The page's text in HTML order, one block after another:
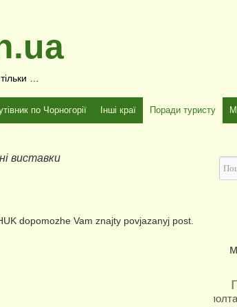
…
по Чорногорії Інші краї Поради туристу
виставки
dopomozhe Vam znajty povjazanyj post.